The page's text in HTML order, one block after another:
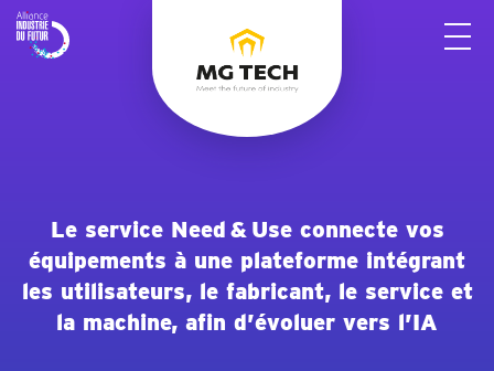
Le service Need & Use connecte vos
équipements à une plateforme intégrant
les utilisateurs, le fabricant, le service et
la machine, afin d’évoluer vers l’IA
Panneau de gestion des cookies